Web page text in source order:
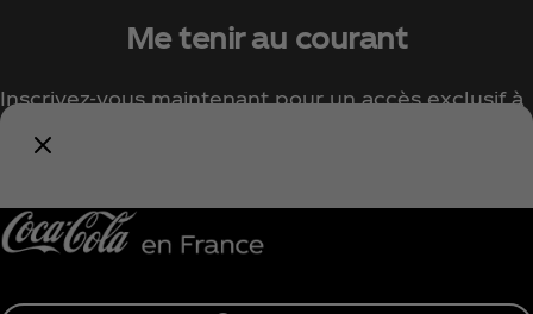
Me tenir au courant
Inscrivez-vous maintenant pour un accès exclusif à